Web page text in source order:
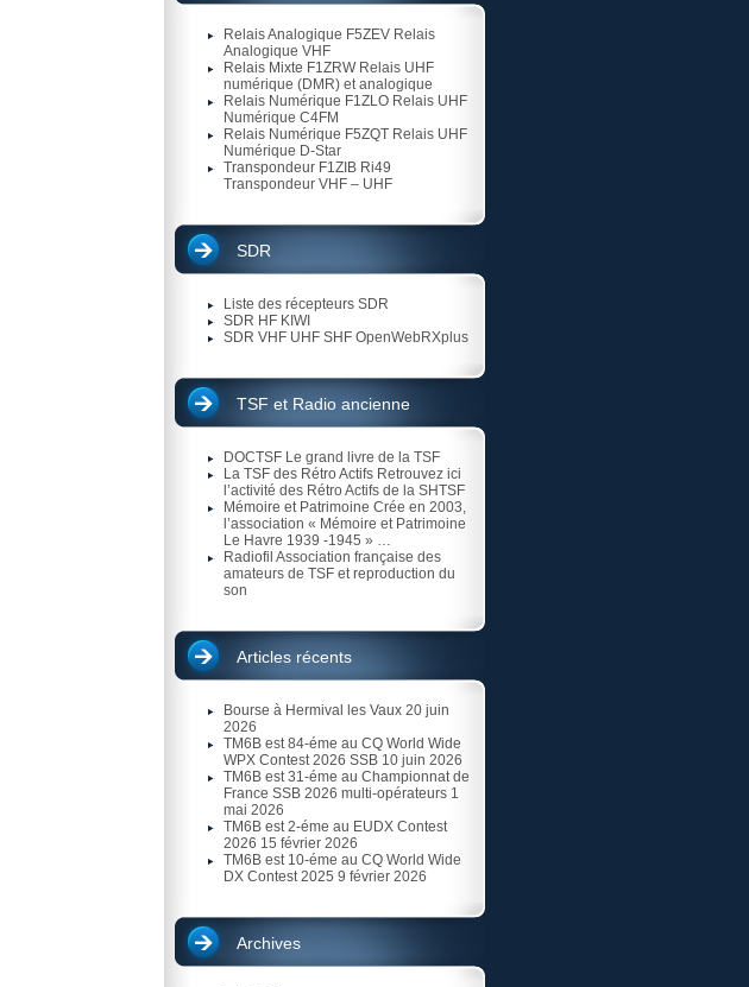
Relais Analogique F5ZEV Relais
Analogique VHF
Relais Mixte F1ZRWRelais UHF
numérique (DMR) et analogique
Relais Numérique F1ZLO Relais UHF
Numérique C4FM
Relais Numérique F5ZQT Relais UHF
Numérique D-Star
Transpondeur F1ZIB Ri49
Transpondeur VHF – UHF
SDR
Liste des récepteurs SDR
SDR HF KIWI
SDR VHF UHF SHF OpenWebRXplus
TSF et Radio ancienne
DOCTSF Le grand livre de la TSF
La TSF des Rétro Actifs Retrouvez ici
l’activité des Rétro Actifs de la SHTSF
Mémoire et Patrimoine Crée en 2003,
l’association « Mémoire et Patrimoine
Le Havre 1939 -1945 » …
Radiofil Association française des
amateurs de TSF et reproduction du
son
Articles récents
Bourse à Hermival les Vaux 20 juin
2026
TM6B est 84-éme au CQ World Wide
WPX Contest 2026 SSB 10 juin 2026
TM6B est 31-éme au Championnat de
France SSB 2026 multi-opérateurs 1
mai 2026
TM6B est 2-éme au EUDX Contest
2026 15 février 2026
TM6B est 10-éme au CQ World Wide
DX Contest 2025 9 février 2026
Archives